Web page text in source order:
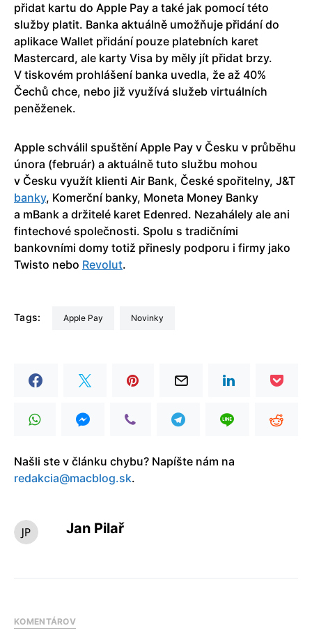
přidat kartu do Apple Pay a také jak pomocí této
služby platit. Banka aktuálně umožňuje přidání do
aplikace Wallet přidání pouze platebních karet
Mastercard, ale karty Visa by měly jít přidat brzy.
V tiskovém prohlášení banka uvedla, že až 40%
Čechů chce, nebo již využívá služeb virtuálních
peněženek.
Apple schválil spuštění Apple Pay v Česku v průběhu
února (február) a aktuálně tuto službu mohou
v Česku využít klienti Air Bank, České spořitelny, J&T
banky, Komerční banky, Moneta Money Banky
a mBank a držitelé karet Edenred. Nezahálely ale ani
fintechové společnosti. Spolu s tradičními
bankovními domy totiž přinesly podporu i firmy jako
Twisto nebo Revolut.
Tags: Apple Pay Novinky
Našli ste v článku chybu? Napíšte nám na
redakcia@macblog.sk.
Jan Pilař
KOMENTÁROV